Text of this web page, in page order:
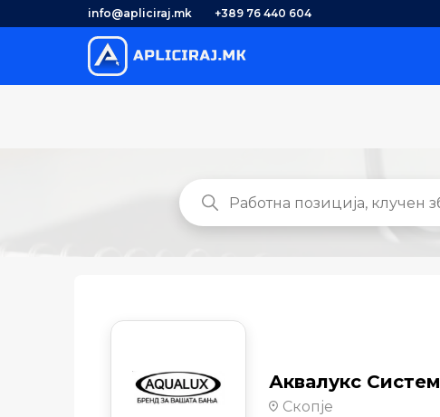
info@apliciraj.mk +389 76 440 604
Аквалукс Систем
Скопје